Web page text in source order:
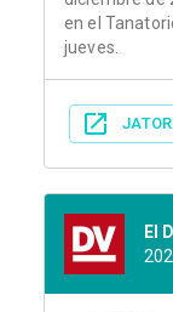
en el
jueves.
El